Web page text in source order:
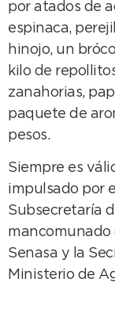
por atados de
espinaca,
hinojo, un
kilo de
zanahorias,
paquete de
pesos.
Siempre es
impulsado por
Subsecretaría
mancomunado
Senasa y la
Ministerio de